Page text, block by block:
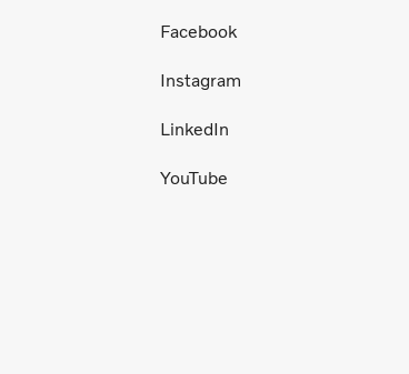
Facebook
Instagram
LinkedIn
YouTube